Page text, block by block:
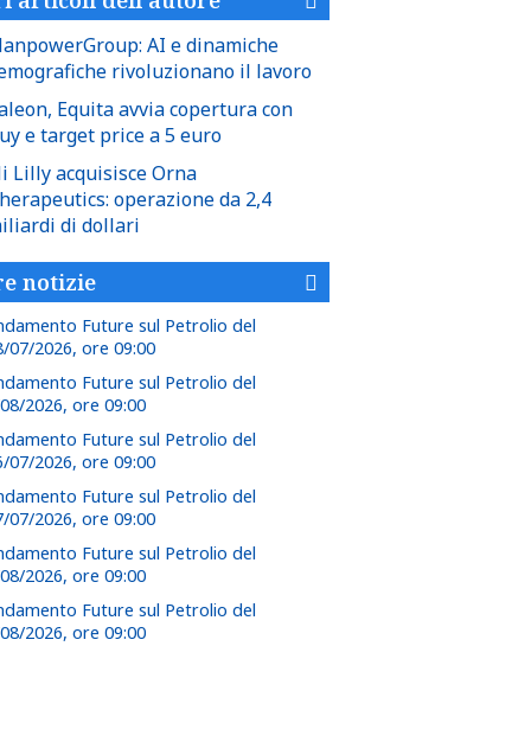
AI e dinamiche
rivoluzionano il lavoro
Equita avvia copertura con
e target price a 5 euro
Lilly acquisisce Orna
operazione da 2,4
di dollari
notizie
Future sul Petrolio del
07/2026, ore 09:00
Future sul Petrolio del
2026, ore 09:00
Future sul Petrolio del
07/2026, ore 09:00
Future sul Petrolio del
07/2026, ore 09:00
Future sul Petrolio del
2026, ore 09:00
Future sul Petrolio del
2026, ore 09:00